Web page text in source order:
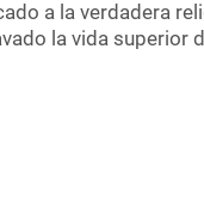
a la verdadera
la vida superior